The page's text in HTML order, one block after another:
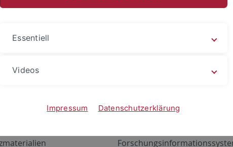
Netzwerk
ALMA
Essentiell
Videos
Impressum Datenschutzerklärung